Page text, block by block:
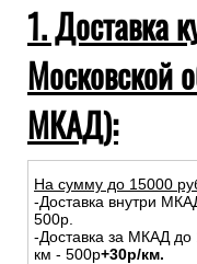
1. Доставка
Московской
МКАД):
На сумму до 15000
-Доставка внутри
500р.
-Доставка за МКАД до
км - 500р+30р/км.